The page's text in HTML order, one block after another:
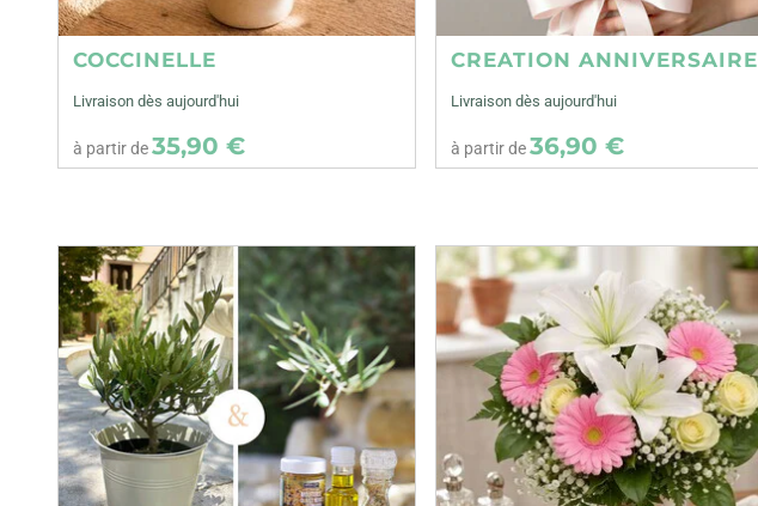
COCCINELLE
Livraison dès aujourd'hui
à partir de35,90 €
CREATION ANNIVERSAIRE
Livraison dès aujourd'hui
à partir de36,90 €